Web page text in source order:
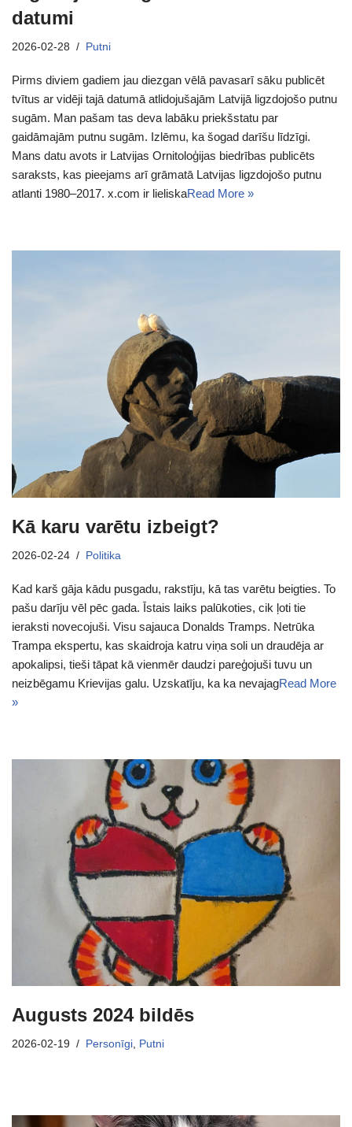
datumi
2026-02-28 Putni
Pirms diviem gadiem jau diezgan vēlā pavasarī sāku publicēt
tvītus ar vidēji tajā datumā atlidojušajām Latvijā ligzdojošo putnu
sugām. Man pašam tas deva labāku priekšstatu par
gaidāmajām putnu sugām. Izlēmu, ka šogad darīšu līdzīgi.
Mans datu avots ir Latvijas Ornitoloģijas biedrības publicēts
saraksts, kas pieejams arī grāmatā Latvijas ligzdojošo putnu
atlanti 1980–2017. x.com ir lieliskaRead More »
Kā karu varētu izbeigt?
2026-02-24 Politika
Kad karš gāja kādu pusgadu, rakstīju, kā tas varētu beigties. To
pašu darīju vēl pēc gada. Īstais laiks palūkoties, cik ļoti tie
ieraksti novecojuši. Visu sajauca Donalds Tramps. Netrūka
Trampa ekspertu, kas skaidroja katru viņa soli un draudēja ar
apokalipsi, tieši tāpat kā vienmēr daudzi pareģojuši tuvu un
neizbēgamu Krievijas galu. Uzskatīju, ka ka nevajagRead More
»
Augusts 2024 bildēs
2026-02-19 Personīgi Putni